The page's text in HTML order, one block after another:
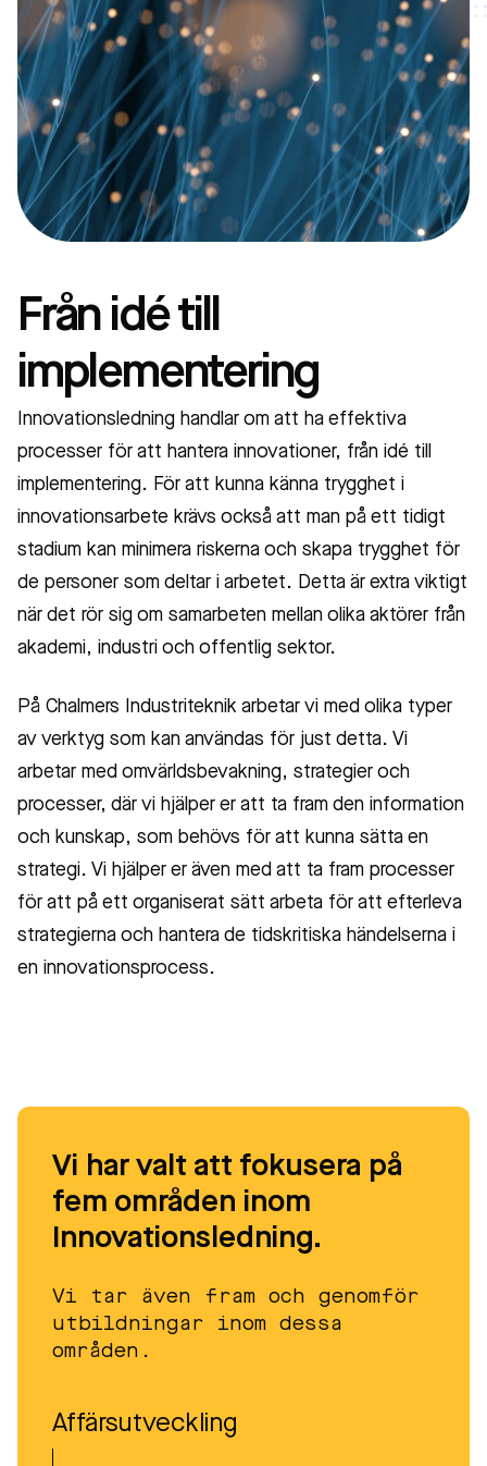
Från idé till
implementering
Innovationsledning handlar om att ha effektiva
processer för att hantera innovationer, från idé till
implementering. För att kunna känna trygghet i
innovationsarbete krävs också att man på ett tidigt
stadium kan minimera riskerna och skapa trygghet för
de personer som deltar i arbetet. Detta är extra viktigt
när det rör sig om samarbeten mellan olika aktörer från
akademi, industri och offentlig sektor.
På Chalmers Industriteknik arbetar vi med olika typer
av verktyg som kan användas för just detta. Vi
arbetar med omvärldsbevakning, strategier och
processer, där vi hjälper er att ta fram den information
och kunskap, som behövs för att kunna sätta en
strategi. Vi hjälper er även med att ta fram processer
för att på ett organiserat sätt arbeta för att efterleva
strategierna och hantera de tidskritiska händelserna i
en innovationsprocess.
Vi har valt att fokusera på
fem områden inom
Innovationsledning.
Vi tar även fram och genomför
utbildningar inom dessa
områden.
Affärsutveckling